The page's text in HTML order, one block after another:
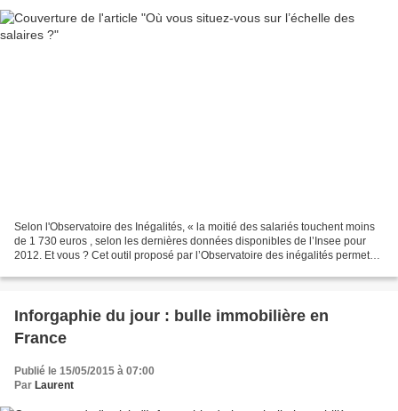
Selon l'Observatoire des Inégalités, « la moitié des salariés touchent moins
de 1 730 euros , selon les dernières données disponibles de l’Insee pour
2012. Et vous ? Cet outil proposé par l’Observatoire des inégalités permet
Inforgaphie du jour : bulle immobilière en
France
Publié le 15/05/2015 à 07:00
Par Laurent